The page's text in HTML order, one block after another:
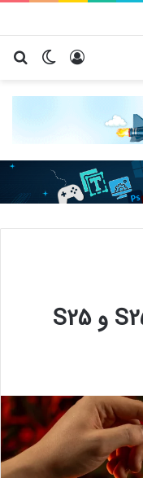
تغییر ورود
مدل سازمانی گلکسی S25 و S25